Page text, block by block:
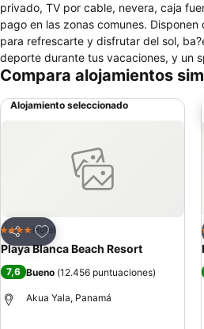
privado, TV por cable, nevera, caja
pago en las zonas comunes.
para refrescarte y disfrutar del sol,
deporte durante tus vacaciones, y un
Compara alojamientos
Alojamiento seleccionado
Compartir
Agregar a favoritos
4 EstrellasHotel
Playa Blanca Beach Resort
7,6 Bueno (12.456 puntuaciones)
Akua Yala, Panamá